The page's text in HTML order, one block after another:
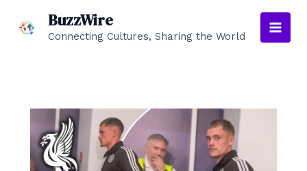
BuzzWire
Connecting Cultures, Sharing the World
Main